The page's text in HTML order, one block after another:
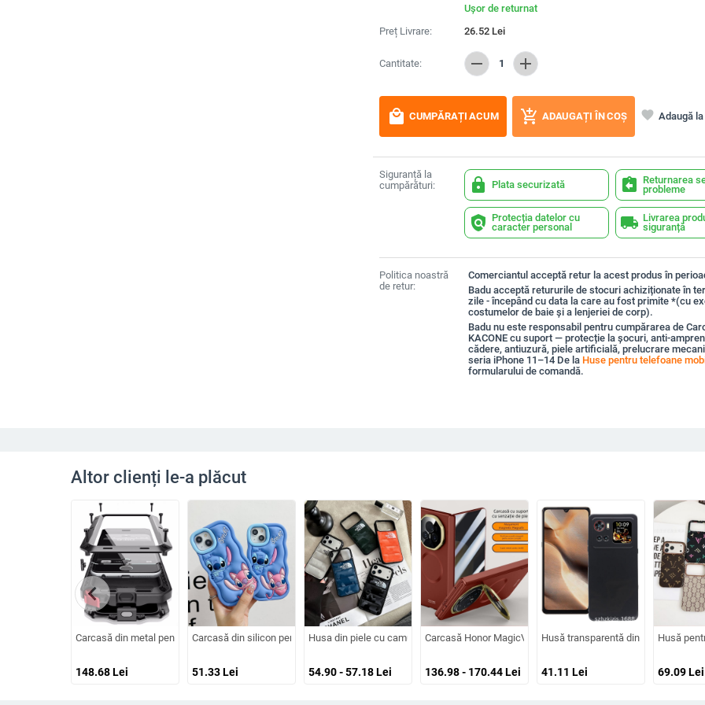
Ușor de returnat
Preț Livrare:
26.52Lei
Cantitate: remove 1 add
local_mall CUMPĂRAȚI ACUM add_shopping_cart ADAUGAȚI ÎN COȘ favorite Adaugă
Siguranță la
cumpărături:
lock Plata securizată assignment_return Returnarea
probleme
policy Protecția datelor cu
caracter personal
local_shipping Livrarea
siguranță
Politica noastră
de retur:
Comerciantul acceptă retur la acest produs în
Badu acceptă retururile de stocuri achiziționate în
zile - începând cu data la care au fost primite *(cu
costumelor de baie și a lenjeriei de corp).
Badu nu este responsabil pentru cumpărarea de
KACONE cu suport — protecție la șocuri, anti-
cădere, antiuzură, piele artificială, prelucrare
seria iPhone 11–14 De la Huse pentru telefoane
formularului de comandă.
Altor clienți le-a plăcut
Carcasă din metal pentru Samsung Galaxy S24/S23/S25 Ultra, spate, prelucrată, personalizabilă, disipare căldură, anti-cadere, anti-amprentă
148.68Lei
Carcasă din silicon pentru iPhone cu design cartoon – protecție anti-cădere, finisaj mat, compatibilă cu seria
51.33Lei
Husa din piele cu camuflaj 3D, căptușeală din bumbac, stil jachetă de iarnă, compatibilă
54.90 - 57.18Lei
Carcasă Honor MagicV3 cu senzație de piele și balama
136.98 - 170.44Lei
Husă transparentă din silicon pentru
41.11 Lei
Husă
69.09Lei
chevron_left